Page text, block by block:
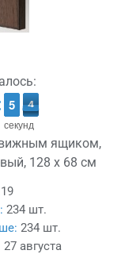
секунд
0
5
5 4
4
3
ящиком,
128 x 68 см
234 шт.
234 шт.
27 августа